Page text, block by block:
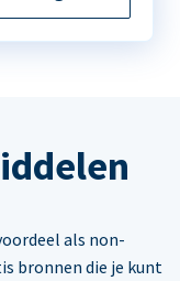
als non-
bronnen die je kunt